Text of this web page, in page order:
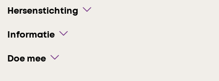
Hersenstichting
Informatie
Doe mee